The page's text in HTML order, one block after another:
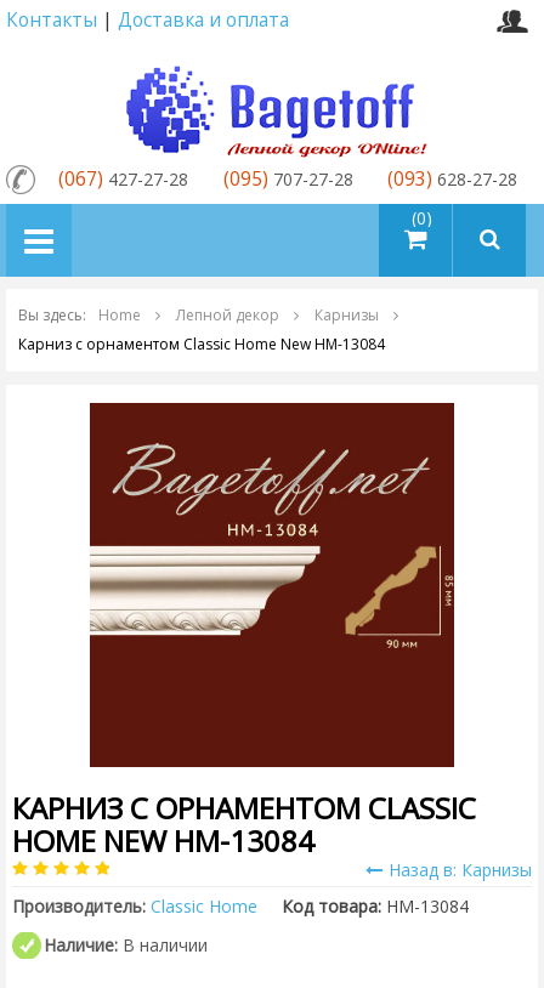
Контакты | Доставка и оплата
товаров (0)
(067) 427-27-28 (095) 707-27-28 (093) 628-27-28
Вы здесь: Home Лепной декор
Карнизы
Карниз с орнаментом Classic Home New HM-13084
КАРНИЗ С ОРНАМЕНТОМ CLASSIC
HOME NEW HM-13084
Назад в: Карнизы
Производитель: Classic Home Код товара: HM-13084
Наличие: В наличии